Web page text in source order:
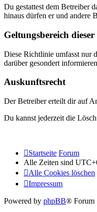
Du gestattest dem Betreiber
hinaus dürfen er und andere
Geltungsbereich
Diese Richtlinie umfasst nur
darüber gesondert
Auskunftsrecht
Der Betreiber erteilt dir auf
Du kannst jederzeit die
Startseite Forum
Alle Zeiten sind
Alle Cookies löschen
Impressum
Powered by phpBB® Forum